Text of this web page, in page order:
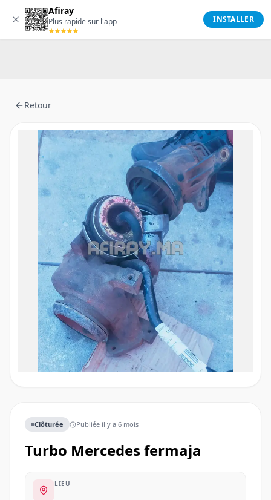
Afiray
Plus rapide sur l'app INSTALLER
Afiray
Retour
Clôturée Publiée il y a 6 mois
Turbo Mercedes fermaja
LIEU